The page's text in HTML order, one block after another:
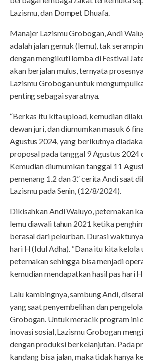
Lazismu, dan Dompet Dhuafa.
Manajer Lazismu Grobogan, Andi
adalah jalan gemuk (lemu), tak
dengan mengikuti lomba di Festival
akan berjalan mulus, ternyata
Lazismu Grobogan untuk
penting sebagai syaratnya.
“Berkas itu kita upload, kemudian
dewan juri, dan diumumkan masuk 6
Agustus 2024, yang berikutnya
proposal pada tanggal 9 Agustus 2024
Kemudian diumumkan tanggal 11
pemenang 1,2 dan 3,” cerita Andi saat
Lazismu pada Senin, (12/8/2024).
Dikisahkan Andi Waluyo, peternakan
lemu diawali tahun 2021 ketika
berasal dari pekurban. Durasi
hari H (Idul Adha). “Dana itu kita
peternakan sehingga bisa menjadi
kemudian mendapatkan hasil pas hari H
Lalu kambingnya, sambung Andi,
yang saat penyembelihan dan
Grobogan. Untuk meracik program ini
inovasi sosial, Lazismu Grobogan
dengan produksi berkelanjutan. Pada
kandang bisa jalan, maka tidak hanya